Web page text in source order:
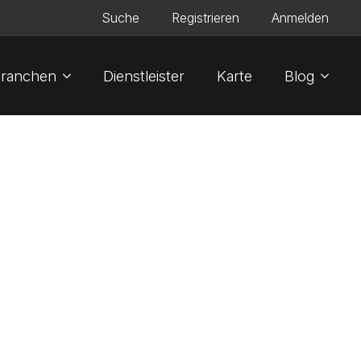
Suche Registrieren Anmelden
Dienstleister Karte Blog